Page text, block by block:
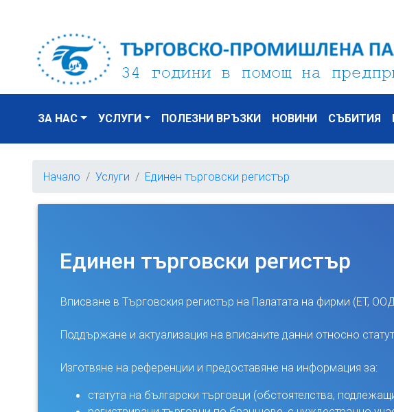
ЗА НАС УСЛУГИ ПОЛЕЗНИ ВРЪЗКИ НОВИНИ СЪБИТИЯ
Начало Услуги Единен търговски регистър
Единен търговски регистър
Вписване в Търговския регистър на Палатата на фирми (ЕТ,
Поддържане и актуализация на вписаните данни относно
Изготвяне на референции и предоставяне на информация за:
статута на български търговци (обстоятелства,